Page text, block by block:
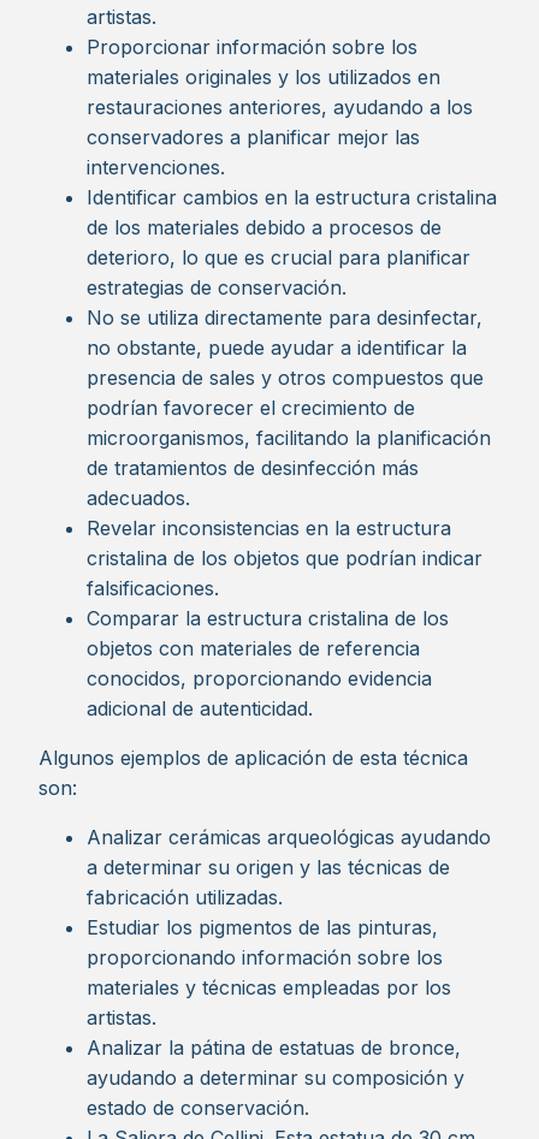
artistas.
Proporcionar información sobre los
materiales originales y los utilizados en
restauraciones anteriores, ayudando a los
conservadores a planificar mejor las
intervenciones.
Identificar cambios en la estructura cristalina
de los materiales debido a procesos de
deterioro, lo que es crucial para planificar
estrategias de conservación.
No se utiliza directamente para desinfectar,
no obstante, puede ayudar a identificar la
presencia de sales y otros compuestos que
podrían favorecer el crecimiento de
microorganismos, facilitando la planificación
de tratamientos de desinfección más
adecuados.
Revelar inconsistencias en la estructura
cristalina de los objetos que podrían indicar
falsificaciones.
Comparar la estructura cristalina de los
objetos con materiales de referencia
conocidos, proporcionando evidencia
adicional de autenticidad.
Algunos ejemplos de aplicación de esta técnica
son:
Analizar cerámicas arqueológicas ayudando
a determinar su origen y las técnicas de
fabricación utilizadas.
Estudiar los pigmentos de las pinturas,
proporcionando información sobre los
materiales y técnicas empleadas por los
artistas.
Analizar la pátina de estatuas de bronce,
ayudando a determinar su composición y
estado de conservación.